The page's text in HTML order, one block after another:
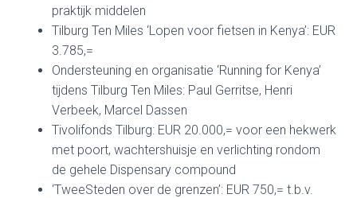
praktijk middelen
Tilburg Ten Miles ‘Lopen voor fietsen in Kenya’: EUR
3.785,=
Ondersteuning en organisatie ‘Running for Kenya’
tijdens Tilburg Ten Miles: Paul Gerritse, Henri
Verbeek, Marcel Dassen
Tivolifonds Tilburg: EUR 20.000,= voor een hekwerk
met poort, wachtershuisje en verlichting rondom
de gehele Dispensary compound
‘TweeSteden over de grenzen’: EUR 750,= t.b.v.